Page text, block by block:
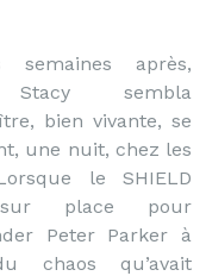
semaines après,
sembla
bien vivante, se
une nuit, chez les
le SHIELD
place pour
Peter Parker à
chaos qu’avait